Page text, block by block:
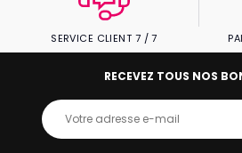
SERVICE CLIENT 7 / 7
RECEVEZ TOUS NOS